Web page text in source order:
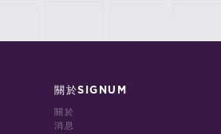
關於SIGNUM
關於
消息